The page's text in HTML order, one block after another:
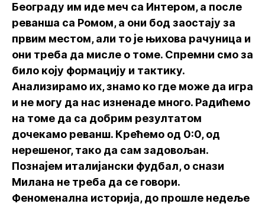
Београду им иде меч са Интером, а после
реванша са Ромом, а они бод заостају за
првим местом, али то је њихова рачуница и
они треба да мисле о томе. Спремни смо за
било коју формацију и тактику.
Анализирамо их, знамо ко где може да игра
и не могу да нас изненаде много. Радићемо
на томе да са добрим резултатом
дочекамо реванш. Крећемо од 0:0, од
нерешеног, тако да сам задовољан.
Познајем италијански фудбал, о снази
Милана не треба да се говори.
Феноменална историја, до прошле недеље